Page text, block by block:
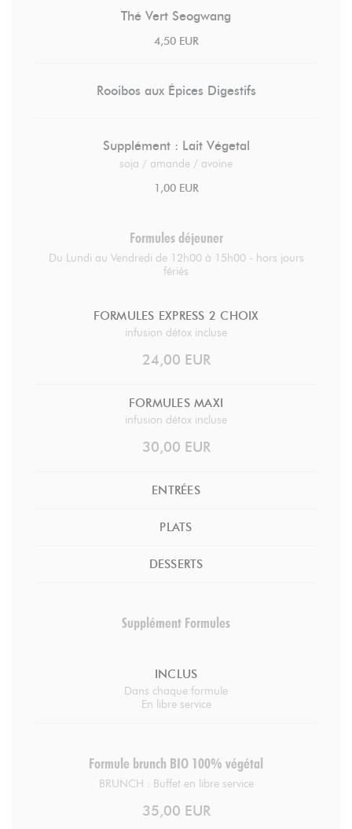
Thé Vert Seogwang
4,50 EUR
Rooibos aux Épices Digestifs
Supplément : Lait Végetal
soja / amande / avoine
1,00 EUR
Formules déjeuner
Du Lundi au Vendredi de 12h00 à 15h00 - hors jours
fériés
FORMULES EXPRESS 2 CHOIX
infusion détox incluse
24,00 EUR
FORMULES MAXI
infusion détox incluse
30,00 EUR
ENTRÉES
PLATS
DESSERTS
Supplément Formules
INCLUS
Dans chaque formule
En libre service
Formule brunch BIO 100% végétal
BRUNCH : Buffet en libre service
35,00 EUR